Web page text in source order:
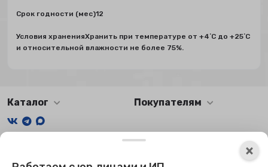
Срок годности (мес)12
Условия храненияХранить при температуре от +4˚С до +25˚С
и относительной влажности не более 75%.
Каталог Покупателям
Мы получаем и обрабатываем персональные данные
×